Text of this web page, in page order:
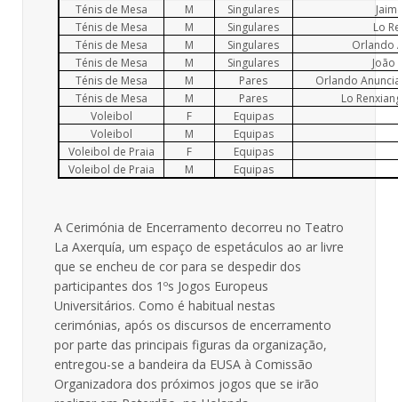
Ténis de Mesa
M Singulares
Ténis de Mesa
M Singulares
Lo
Ténis de Mesa
M Singulares
Orlando
Ténis de Mesa
M Singulares
Ténis de Mesa
M Pares
Orlando
Ténis de Mesa
M Pares
Lo
Voleibol
F
Equipas
Voleibol
M
Equipas
Voleibol de Praia
F
Equipas
Voleibol de Praia
M Equipas
A Cerimónia de Encerramento decorreu no Teatro
La Axerquía, um espaço de espetáculos ao ar livre
que se encheu de cor para se despedir dos
participantes dos 1ºs Jogos Europeus
Universitários. Como é habitual nestas
cerimónias, após os discursos de encerramento
por parte das principais figuras da organização,
entregou-se a bandeira da EUSA à Comissão
Organizadora dos próximos jogos que se irão